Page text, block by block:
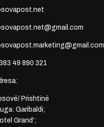
49 890 321
Prishtinë
Garibaldi;
Grand’;